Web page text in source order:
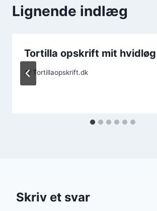
Lignende indlæg
Tortilla opskrift mit hvidløg
Af Tortillaopskrift.dk
Skriv et svar